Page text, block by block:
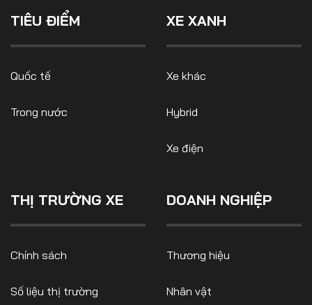
Số liệu thị trường
MULTIMEDIA
Infographics
TRA CỨU XE
DÒNG XE
người mua tại xứ sở cờ hoa
cân nhắc trở lại với xe sedan.
TIÊU ĐIỂM
Quốc tế
Trong nước
XE XANH
Xe khác
Hybrid
Xe điện
THỊ TRƯỜNG XE
Chính sách
Số liệu thị trường
DOANH NGHIỆP
Thương hiệu
Nhân vật